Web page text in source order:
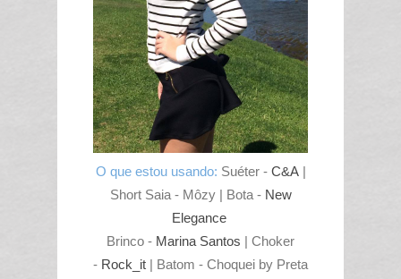
O que estou usando: Suéter - C&A|
Short Saia - Môzy | Bota - New
Elegance
Brinco - Marina Santos | Choker
- Rock_it | Batom - Choquei by Preta